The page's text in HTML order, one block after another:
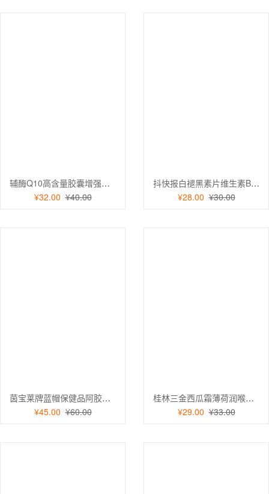
辅酶Q10高含量胶囊增强免疫力抗氧化蓝帽保健食品批发一件代发2盒
¥32.00 ¥40.00
抖快报白褪黑素片维生素B6蓝帽正品改善睡眠保健品现货批发代发2瓶
¥28.00 ¥30.00
茵宝莱牌蓝帽保健品阿胶枸杞大枣口服液女性美容养颜营养品12支装
¥45.00 ¥60.00
桂林三金西瓜霜薄荷润喉含片 话梅薄荷糖 润喉糖保健食品
¥29.00 ¥33.00